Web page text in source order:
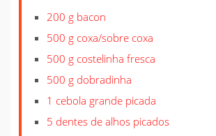
200 g bacon
500 g coxa/sobre coxa
500 g costelinha fresca
500 g dobradinha
1 cebola grande picada
5 dentes de alhos picados